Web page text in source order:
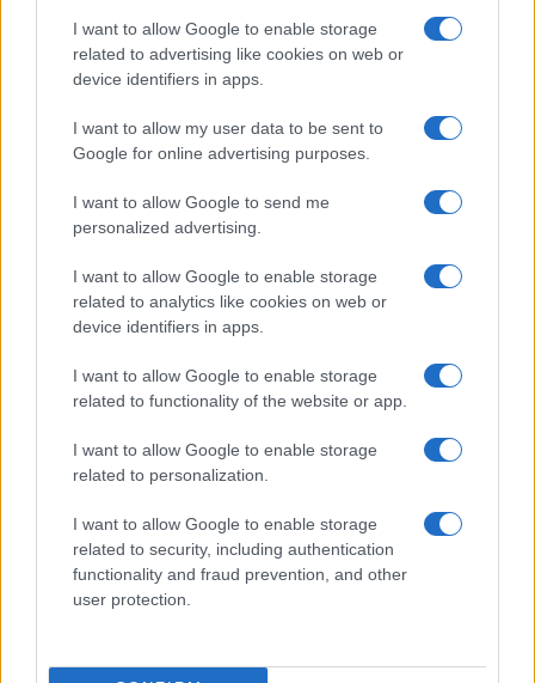
I want to allow Google to enable storage
related to advertising like cookies on web or
device identifiers in apps.
I want to allow my user data to be sent to
Google for online advertising purposes.
I want to allow Google to send me
personalized advertising.
I want to allow Google to enable storage
related to analytics like cookies on web or
device identifiers in apps.
I want to allow Google to enable storage
related to functionality of the website or app.
I want to allow Google to enable storage
related to personalization.
I want to allow Google to enable storage
related to security, including authentication
functionality and fraud prevention, and other
user protection.
Coldcard-wallets gehackt: miljoenen euro’s in bitcoin gestolen
Stapsgewijze gids voor het instellen van een hardware wallet
CRYPTOKOERSEN